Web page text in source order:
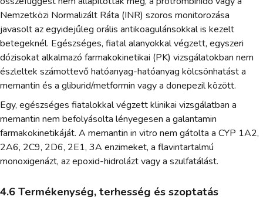
Nemzetközi Normalizált Ráta (INR) szoros monitorozása
javasolt az egyidejűleg orális antikoagulánsokkal is kezelt
betegeknél. Egészséges, fiatal alanyokkal végzett, egyszeri
dózisokat alkalmazó farmakokinetikai (PK) vizsgálatokban nem
észleltek számottevő hatóanyag-hatóanyag kölcsönhatást a
memantin és a gliburid/metformin vagy a donepezil között.
Egy, egészséges fiatalokkal végzett klinikai vizsgálatban a
memantin nem befolyásolta lényegesen a galantamin
farmakokinetikáját. A memantin in vitro nem gátolta a CYP 1A2,
2A6, 2C9, 2D6, 2E1, 3A enzimeket, a flavintartalmú
monoxigenázt, az epoxid-hidrolázt vagy a szulfatálást.
4.6 Termékenység, terhesség és szoptatás